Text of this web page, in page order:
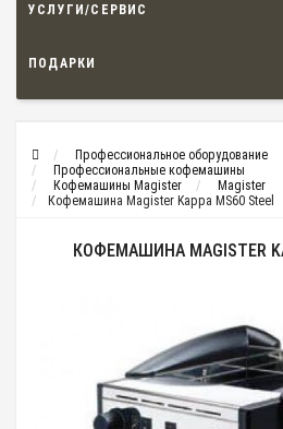
УСЛУГИ/СЕРВИС
ПОДАРКИ
Профессиональное оборудование
Профессиональные кофемашины
Кофемашины Magister
Magister
Кофемашина Magister Kappa MS60 Steel
КОФЕМАШИНА MAGISTER